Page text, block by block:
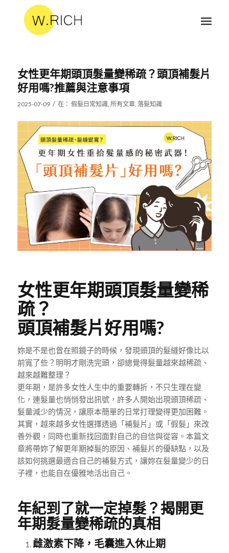
女性更年期頭頂髮量變稀疏？頭頂補髮片
好用嗎?推薦與注意事項
2025-07-09 / 在： 假髮日常知識, 所有文章, 落髮知識
女性更年期頭頂髮量變稀
疏？
頭頂補髮片好用嗎?
妳是不是也曾在照鏡子的時候，發現頭頂的髮縫好像比以
前寬了些？明明才剛洗完頭，卻總覺得髮量越來越稀疏、
越來越難整理？
更年期，是許多女性人生中的重要轉折，不只生理在變
化，連髮量也悄悄發出訊號，許多人開始出現頭頂稀疏、
髮量減少的情況，讓原本簡單的日常打理變得更加困難。
其實，越來越多女性選擇透過「補髮片」或「假髮」來改
善外觀，同時也重新找回面對自己的自信與從容。本篇文
章將帶妳了解更年期掉髮的原因、補髮片的優缺點，以及
該如何挑選最適合自己的補髮方式，讓妳在髮量變少的日
子裡，也能自在優雅地活出自己。
年紀到了就一定掉髮？揭開更
年期髮量變稀疏的真相
雌激素下降，毛囊進入休止期